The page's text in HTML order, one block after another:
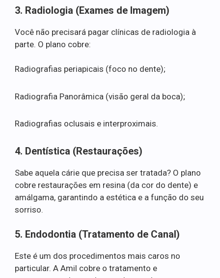
3. Radiologia (Exames de Imagem)
Você não precisará pagar clínicas de radiologia à
parte. O plano cobre:
Radiografias periapicais (foco no dente);
Radiografia Panorâmica (visão geral da boca);
Radiografias oclusais e interproximais.
4. Dentística (Restaurações)
Sabe aquela cárie que precisa ser tratada? O plano
cobre restaurações em resina (da cor do dente) e
amálgama, garantindo a estética e a função do seu
sorriso.
5. Endodontia (Tratamento de Canal)
Este é um dos procedimentos mais caros no
particular. A Amil cobre o tratamento e